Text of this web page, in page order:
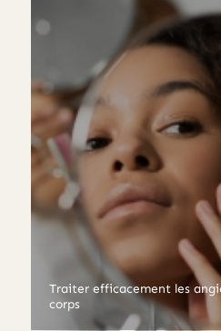
Traiter efficacement les
corps